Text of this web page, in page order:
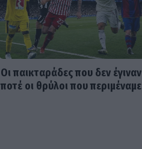
Οι παικταράδες που δεν έγιναν
ποτέ οι θρύλοι που περιμέναμε